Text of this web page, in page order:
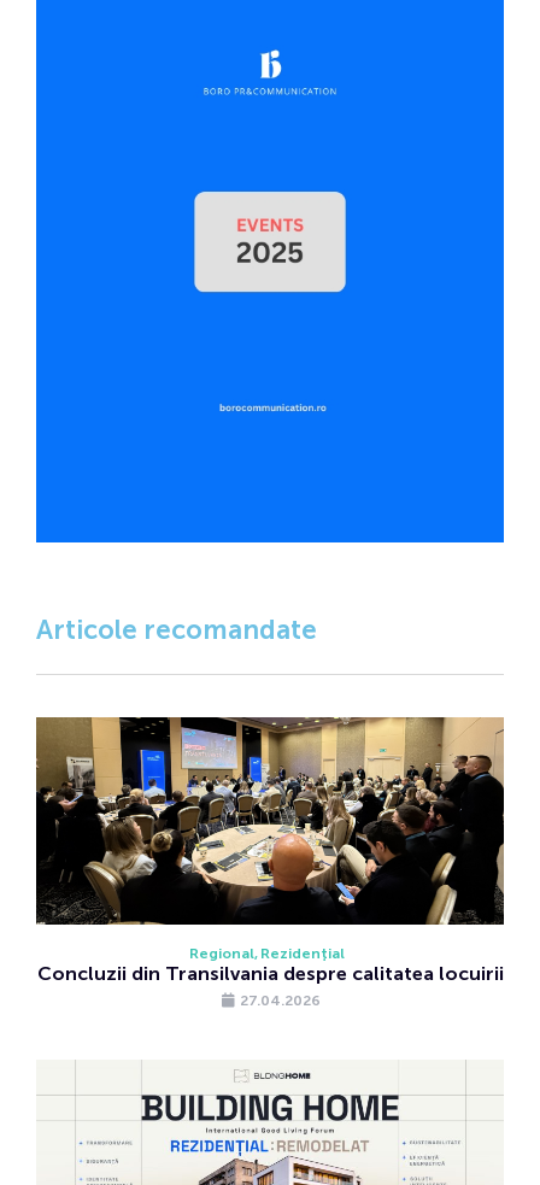
Articole recomandate
Regional Rezidențial
Concluzii din Transilvania despre calitatea locuirii
27.04.2026